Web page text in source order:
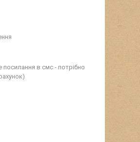
посилання в смс - потрібно